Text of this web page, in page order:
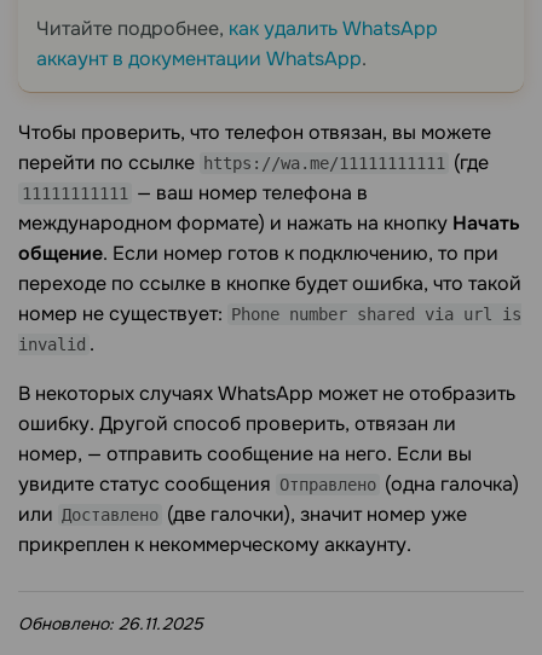
Читайте подробнее, как удалить WhatsApp
аккаунт в документации WhatsApp.
Чтобы проверить, что телефон отвязан, вы можете
перейти по ссылке https://wa.me/11111111111 (где
11111111111
— ваш номер телефона в
международном формате) и нажать на кнопку Начать
общение. Если номер готов к подключению, то при
переходе по ссылке в кнопке будет ошибка, что такой
номер не существует: Phone number shared via url is
invalid .
В некоторых случаях WhatsApp может не отобразить
ошибку. Другой способ проверить, отвязан ли
номер, — отправить сообщение на него. Если вы
увидите статус сообщения Отправлено (одна галочка)
или Доставлено (две галочки), значит номер уже
прикреплен к некоммерческому аккаунту.
Обновлено: 26.11.2025